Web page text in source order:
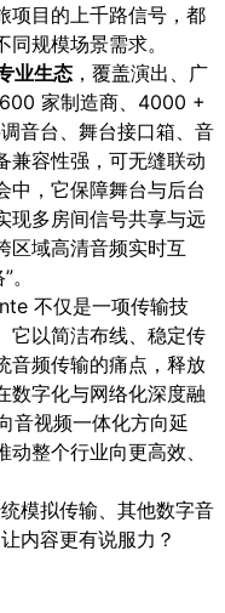
项目的上千路信号，都
规模场景需求。
业生态 ，覆盖演出、广
家制造商、4000 +
音台、舞台接口箱、音
兼容性强，可无缝联动
中，它保障舞台与后台
现多房间信号共享与远
区域高清音频实时互
不仅是一项传输技
它以简洁布线、稳定传
音频传输的痛点，释放
数字化与网络化深度融
音视频一体化方向延
整个行业向更高效、
模拟传输、其他数字音
内容更有说服力？